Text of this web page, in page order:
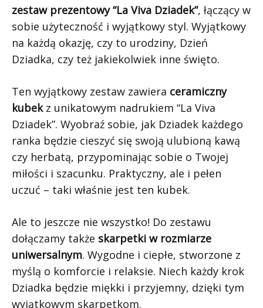
zestaw prezentowy “La Viva Dziadek”, łączący w
sobie użyteczność i wyjątkowy styl. Wyjątkowy
na każdą okazję, czy to urodziny, Dzień
Dziadka, czy też jakiekolwiek inne święto.
Ten wyjątkowy zestaw zawiera ceramiczny
kubekz unikatowym nadrukiem “La Viva
Dziadek”. Wyobraź sobie, jak Dziadek każdego
ranka będzie cieszyć się swoją ulubioną kawą
czy herbatą, przypominając sobie o Twojej
miłości i szacunku. Praktyczny, ale i pełen
uczuć – taki właśnie jest ten kubek.
Ale to jeszcze nie wszystko! Do zestawu
dołączamy także skarpetki w rozmiarze
uniwersalnym. Wygodne i ciepłe, stworzone z
myślą o komforcie i relaksie. Niech każdy krok
Dziadka będzie miękki i przyjemny, dzięki tym
wyjątkowym skarpetkom.